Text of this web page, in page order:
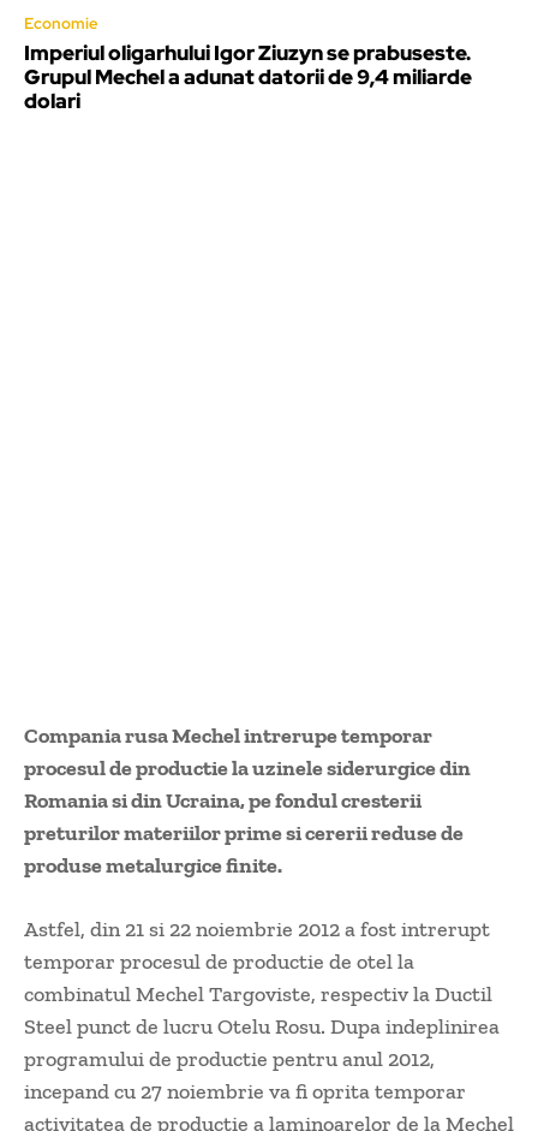
Economie
Imperiul oligarhului Igor Ziuzyn se prabuseste.
Grupul Mechel a adunat datorii de 9,4 miliarde
dolari
Compania rusa Mechel intrerupe temporar
procesul de productie la uzinele siderurgice din
Romania si din Ucraina, pe fondul cresterii
preturilor materiilor prime si cererii reduse de
produse metalurgice finite.
Astfel, din 21 si 22 noiembrie 2012 a fost intrerupt
temporar procesul de productie de otel la
combinatul Mechel Targoviste, respectiv la Ductil
Steel punct de lucru Otelu Rosu. Dupa indeplinirea
programului de productie pentru anul 2012,
incepand cu 27 noiembrie va fi oprita temporar
activitatea de productie a laminoarelor de la Mechel